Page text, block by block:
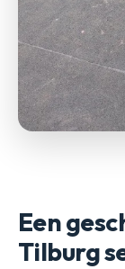
Een
Tilburg